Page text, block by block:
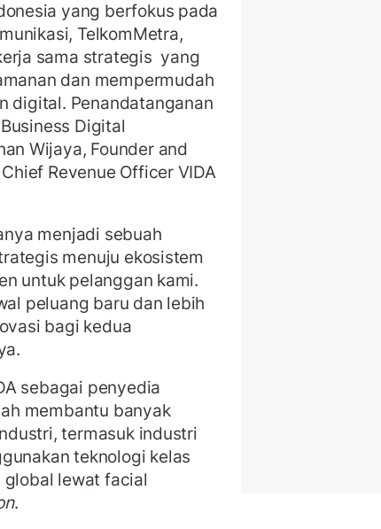
yang berfokus pada
TelkomMetra,
sama strategis yang
dan mempermudah
digital. Penandatanganan
Digital
Wijaya, Founder and
Revenue Officer VIDA
menjadi sebuah
menuju ekosistem
untuk pelanggan kami.
peluang baru dan lebih
bagi kedua
sebagai penyedia
membantu banyak
termasuk industri
teknologi kelas
global lewat facial
.